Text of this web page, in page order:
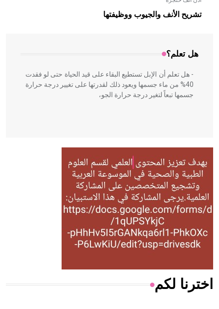
تشريح الأنف والجيوب ووظيفتها
هل تعلم؟
بالعمارة الإسلامية في بلاد الشام ومصر خاصة، حيث يحرص
المعمار على بناء مداميكه وخاصة في الواجهات
- هل تعلم أن الإبل تستطيع البقاء على قيد الحياة حتى لو فقدت
40% من ماء جسمها ويعود ذلك لقدرتها على تغيير درجة حرارة
جسمها تبعاً لتغير درجة حرارة الجو،
- هل تعلم أن أبقراط كتب في الطب أربعة مؤلفات هي:
الحكم، الأدلة، تنظيم التغذية، ورسالته في جروح الرأس. ويعود
له الفضل بأنه حرر الطب من الدين والفلسفة.
- هل تعلم أن المرجان إفراز حيواني يتكون في البحر ويتركب
من مادة كربونات الكلسيوم، وهو أحمر أو شديد الحمرة وهو
أجود أنواعه، ويمتاز بكبر الحجم ويسمى الش
هل تعلم أن الأبسيد كلمة فرنسية اللفظ تم اعتمادها مصطلحاً
اخترنا لكم